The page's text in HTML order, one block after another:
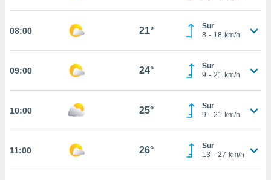
la
ya sean
en
perfil
08:00 21°
Sur
8 - 18 km/h
09:00 24°
Sur
9 - 21 km/h
10:00 25°
Sur
9 - 21 km/h
11:00 26°
Sur
13 - 27 km/h